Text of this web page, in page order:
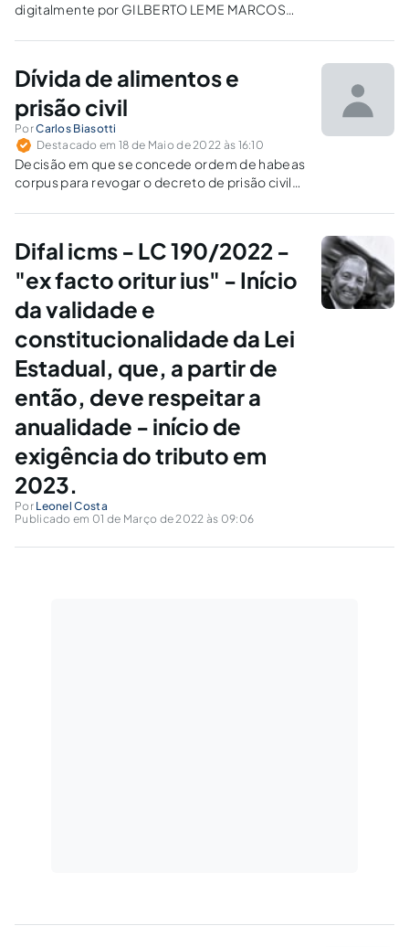
digitalmente por GILBERTO LEME MARCOS
às 11:29 . Para conferir o original, acesse o site
https://esaj.tjsp.jus.br/pastadigital/sg/
informe o processo 1502360-
56.2020.8.26.0542 e código 1A268F1D.
Registro: 2022.0000388505 ACÓRDÃO
Vistos,...
Dívida de alimentos e
prisão civil
PorCarlos Biasotti
Destacado em 18 de Maio de 2022 às 16:10
Decisão em que se concede ordem de habeas
corpus para revogar o decreto de prisão civil
Difal icms - LC 190/2022 -
"ex facto oritur ius" - Início
da validade e
constitucionalidade da Lei
Estadual, que, a partir de
então, deve respeitar a
anualidade - início de
exigência do tributo em
2023.
Por Leonel Costa
Publicado em 01 de Março de 2022 às 09:06